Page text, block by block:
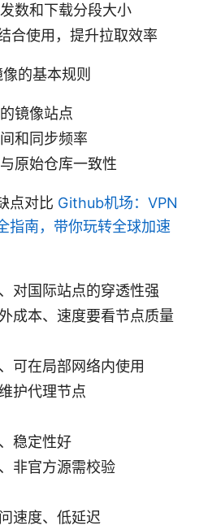
数和下载分段大小
合使用，提升拉取效率
的基本规则
镜像站点
和同步频率
原始仓库一致性
点对比 Github机场：VPN
指南，带你玩转全球加速
对国际站点的穿透性强
成本、速度要看节点质量
可在局部网络内使用
护代理节点
稳定性好
非官方源需校验
速度、低延迟